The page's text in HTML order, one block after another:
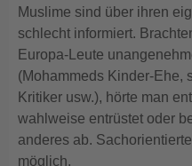
Muslime sind über ihren
schlecht informiert.
Europa-Leute
(Mohammeds Kinder-Ehe,
Kritiker usw.), hörte man
wahlweise entrüstet oder
anderes ab.
möglich.